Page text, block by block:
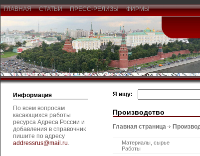
ГЛАВНАЯ СТАТЬИ ПРЕСС-РЕЛИЗЫ ФИРМЫ
Информация
По всем вопросам
касающихся работы
ресурса Адреса России и
добавления в справочник
пишите по адресу
addressrus@mail.ru.
Я ищу:
Производство
Главная страница
Материалы, сырье
Работы